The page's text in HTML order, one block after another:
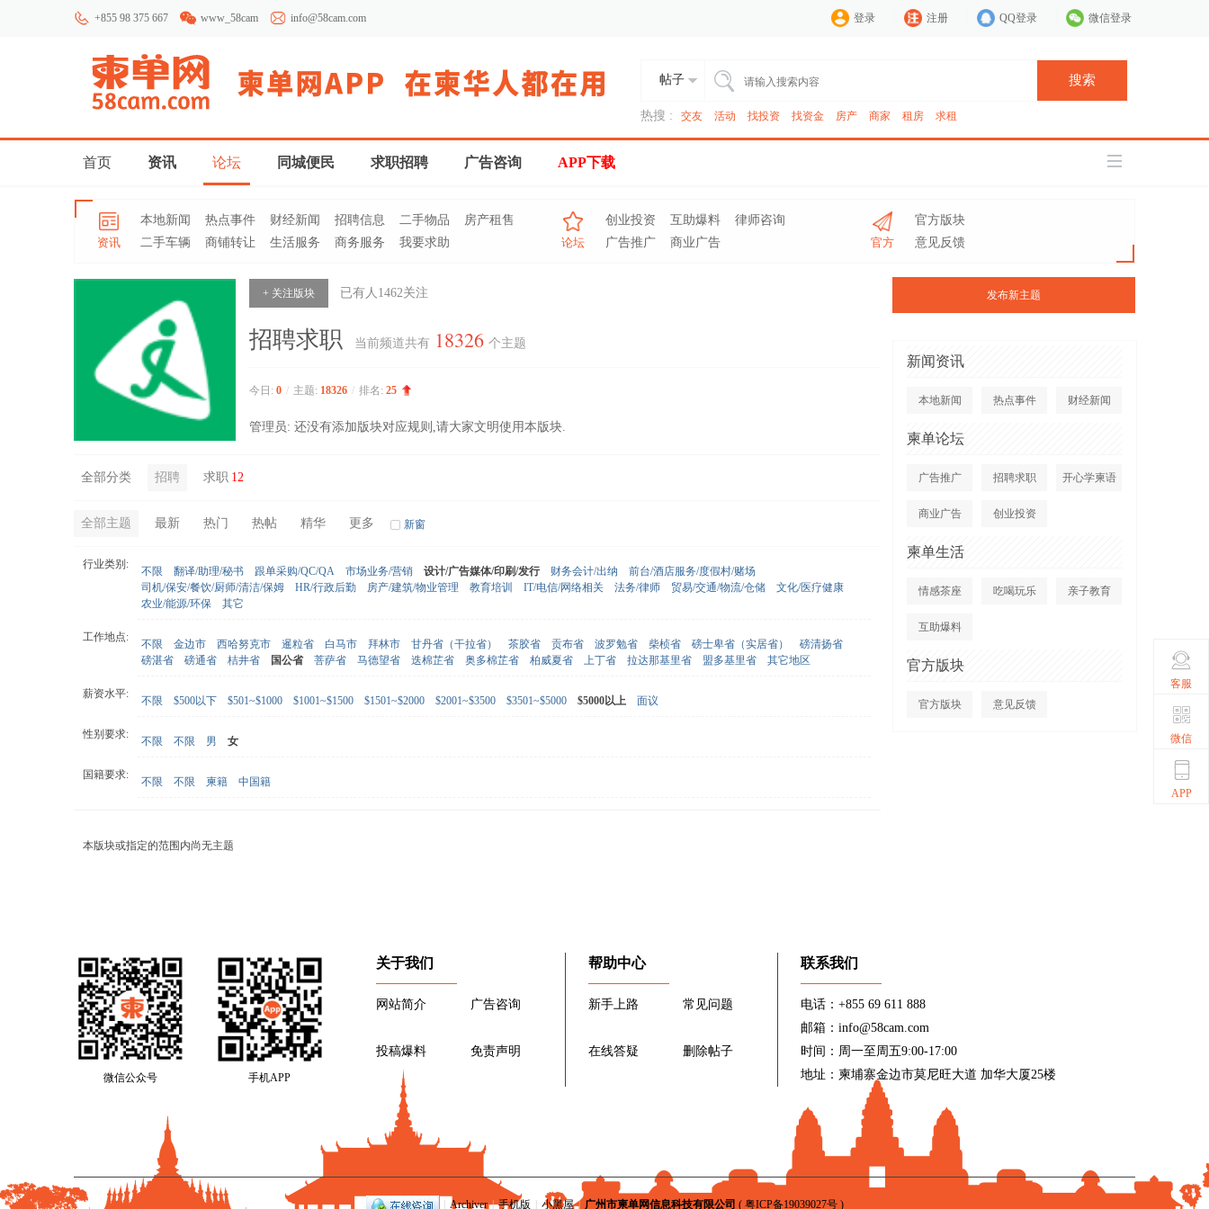
+855 98 375 667 www_58cam info@58cam.com 登录 注册 QQ登录 微信登录
帖子 搜索
热搜 : 交友 活动 找投资 找资金 房产 商家 租房 求租
首页 资讯 论坛 同城便民 求职招聘 广告咨询 APP下载
资讯
本地新闻 热点事件 财经新闻 招聘信息 二手物品
房产租售
二手车辆
商铺转让 生活服务 商务服务 我要求助 论坛
创业投资 互助爆料
律师咨询
广告推广
商业广告 官方
官方版块
意见反馈
发布新主题
新闻资讯
本地新闻 热点事件 财经新闻
柬单论坛
广告推广 招聘求职 开心学柬语
商业广告 创业投资
柬单生活
情感茶座 吃喝玩乐 亲子教育
互助爆料
官方版块
官方版块 意见反馈
+ 关注版块 已有人 1462关注
招聘求职 当前频道共有 18326 个主题
今日: 0 / 主题: 18326 / 排名: 25
管理员: 还没有添加版块对应规则,请大家文明使用本版块.
全部分类 招聘 求职 12
全部主题 最新 热门 热帖 精华 更多 新窗
行业类别:
不限 翻译/助理/秘书 跟单采购/QC/QA 市场业务/营销 设计/广告媒体/印刷/发行 财务会计/出纳
前台/酒店服务/度假村/赌场
司机/保安/餐饮/厨师/清洁/保姆
HR/行政后勤 房产/建筑/物业管理 教育培训 IT/电信/网络相关 法务/律师 贸易/交通/物流/仓储
文化/医疗健康
农业/能源/环保
其它
工作地点:
不限 金边市 西哈努克市 暹粒省 白马市 拜林市 甘丹省（干拉省） 茶胶省 贡布省 波罗勉省 柴桢省 磅士卑省（实居省）
磅清扬省
磅湛省
磅通省 桔井省 国公省 菩萨省 马德望省 迭棉芷省 奥多棉芷省 柏威夏省 上丁省 拉达那基里省 盟多基里省 其它地区
薪资水平:
不限 $500以下 $501~$1000 $1001~$1500 $1501~$2000 $2001~$3500 $3501~$5000 $5000以上 面议
性别要求:
不限 不限 男 女
国籍要求:
不限 不限 柬籍 中国籍
本版块或指定的范围内尚无主题
微信公众号 手机APP
关于我们
网站简介 广告咨询
投稿爆料 免责声明
帮助中心
新手上路 常见问题
在线答疑 删除帖子
联系我们
电话：+855 69 611 888
邮箱：info@58cam.com
时间：周一至周五9:00-17:00
地址：柬埔寨金边市莫尼旺大道 加华大厦25楼
Archiver | 手机版 小黑屋 | 广州市柬单网信息科技有限公司 ( 粤ICP备19039027号)
客服
微信
APP